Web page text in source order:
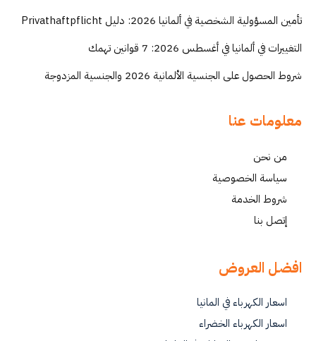
تأمين المسؤولية الشخصية في ألمانيا 2026: دليل Privathaftpflicht
التغييرات في ألمانيا في أغسطس 2026: 7 قوانين تهمك
شروط الحصول على الجنسية الألمانية 2026 والجنسية المزدوجة
معلومات عنا
من نحن
سياسة الخصوصية
شروط الخدمة
إتصل بنا
افضل العروض
اسعار الكهرباء في المانيا
اسعار الكهرباء الخضراء